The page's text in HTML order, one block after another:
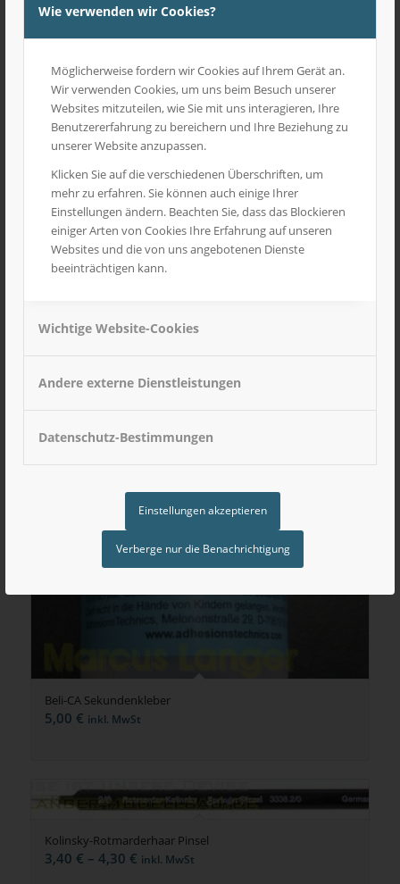
Wie verwenden wir Cookies?
Möglicherweise fordern wir Cookies auf Ihrem Gerät an.
Wir verwenden Cookies, um uns beim Besuch unserer
Websites mitzuteilen, wie Sie mit uns interagieren, Ihre
Benutzererfahrung zu bereichern und Ihre Beziehung zu
unserer Website anzupassen.
Klicken Sie auf die verschiedenen Überschriften, um
mehr zu erfahren. Sie können auch einige Ihrer
Einstellungen ändern. Beachten Sie, dass das Blockieren
einiger Arten von Cookies Ihre Erfahrung auf unseren
Websites und die von uns angebotenen Dienste
beeinträchtigen kann.
Wichtige Website-Cookies
Andere externe Dienstleistungen
Datenschutz-Bestimmungen
Einstellungen akzeptieren
Verberge nur die Benachrichtigung
Synthetikpinsel Modellbausortiment
inkl. MwSt
Beli-CA Sekundenkleber
5,00 € inkl. MwSt
Kolinsky-Rotmarderhaar Pinsel
3,40 € – 4,30 €Preisspanne:
inkl. MwSt